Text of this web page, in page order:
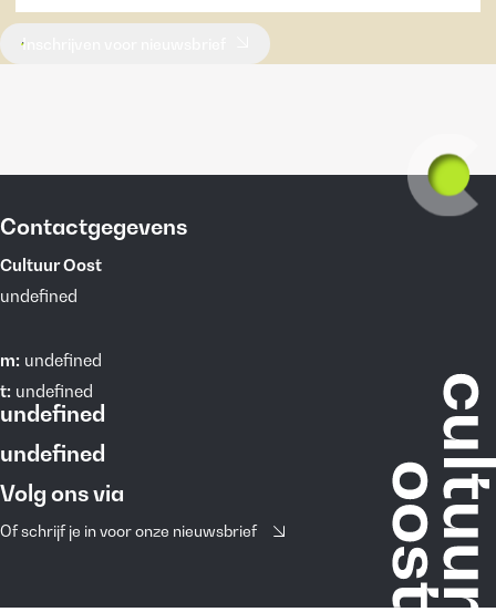
Inschrijven voor nieuwsbrief
Contactgegevens
Cultuur Oost
undefined
m: undefined
t: undefined
undefined
undefined
Volg ons via
Of schrijf je in voor onze nieuwsbrief